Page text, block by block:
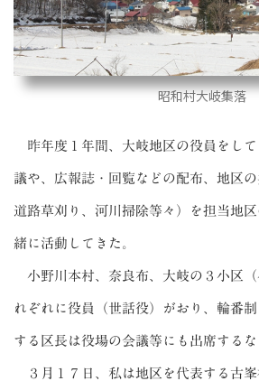
昭和村大岐集落
昨年度１年間、大岐地区の役員をし
議や、広報誌・回覧などの配布、地区の
道路草刈り、河川掃除等々）を担当地
緒に活動してきた。
小野川本村、奈良布、大岐の３小区（
れぞれに役員（世話役）がおり、輪番
する区長は役場の会議等にも出席するな
３月１７日、私は地区を代表する古